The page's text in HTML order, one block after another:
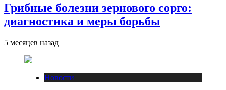
Грибные болезни зернового сорго:
диагностика и меры борьбы
5 месяцев назад
Новости